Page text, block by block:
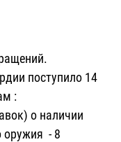
поступило 14
:
о наличии
оружия - 8